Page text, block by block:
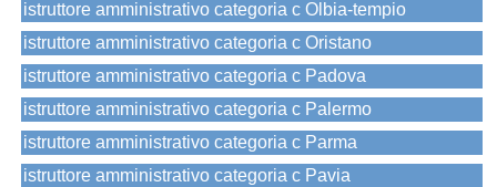
istruttore amministrativo categoria c Olbia-tempio
istruttore amministrativo categoria c Oristano
istruttore amministrativo categoria c Padova
istruttore amministrativo categoria c Palermo
istruttore amministrativo categoria c Parma
istruttore amministrativo categoria c Pavia